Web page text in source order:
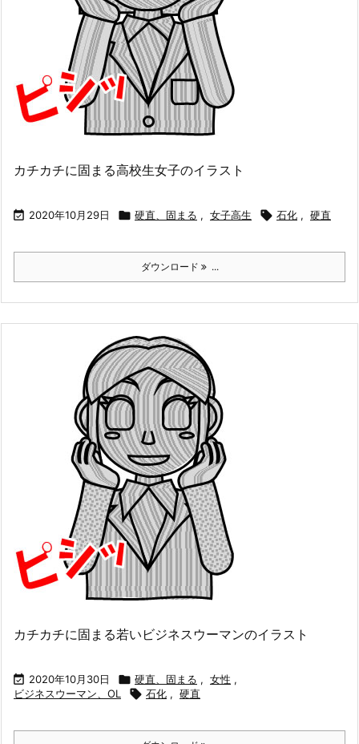
カチカチに固まる高校生女子のイラスト
 2020年10月29日  硬直、固まる , 女子高生  石化 , 硬直
ダウンロード ...
カチカチに固まる若いビジネスウーマンのイラスト
 2020年10月30日  硬直、固まる , 女性 ,
ビジネスウーマン、OL
 石化 , 硬直